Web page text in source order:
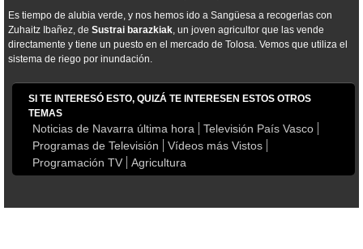
Es tiempo de alubia verde, y nos hemos ido a Sangüesa a recogerlas con
Zuhaitz Ibañez, de Sustrai barazkiak, un joven agricultor que las vende
directamente y tiene un puesto en el mercado de Tolosa. Vemos que utiliza el
sistema de riego por inundación.
SI TE INTERESÓ ESTO, QUIZÁ TE INTERESEN ESTOS OTROS
TEMAS
Noticias de Navarra última hora
Televisión País Vasco
Programas de Televisión
Vídeos más Vistos
Programación TV
Agricultura